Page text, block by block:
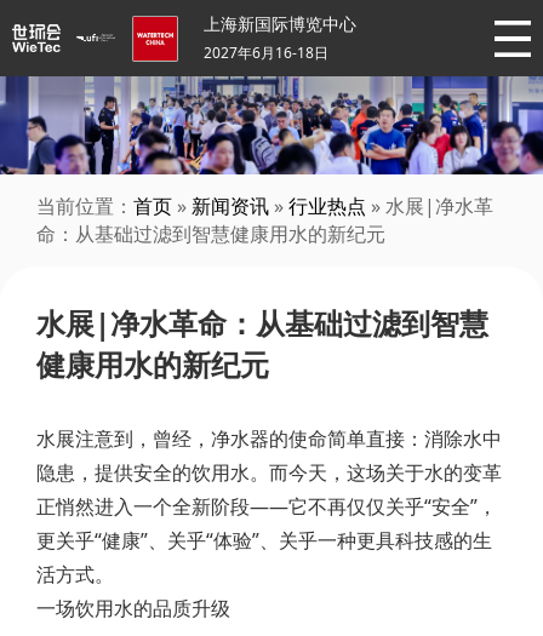
上海新国际博览中心
2027年6月16-18日
当前位置： 首页 » 新闻资讯 »行业热点 » 水展|净水革
命：从基础过滤到智慧健康用水的新纪元
水展|净水革命：从基础过滤到智慧
健康用水的新纪元
水展注意到，曾经，净水器的使命简单直接：消除水中
隐患，提供安全的饮用水。而今天，这场关于水的变革
正悄然进入一个全新阶段——它不再仅仅关乎“安全”，
更关乎“健康”、关乎“体验”、关乎一种更具科技感的生
活方式。
一场饮用水的品质升级